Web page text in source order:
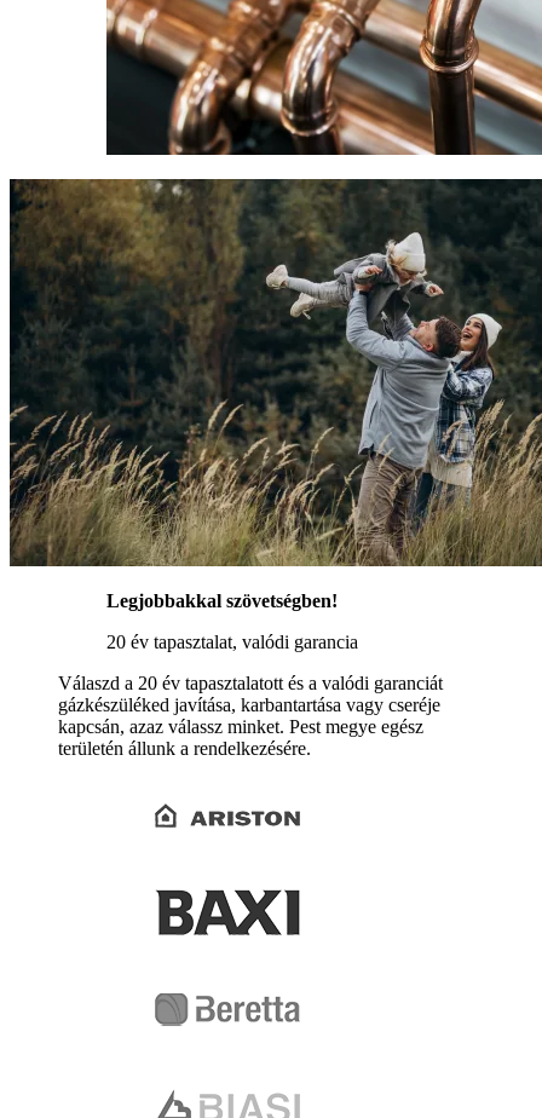
Legjobbakkal szövetségben!
20 év tapasztalat, valódi garancia
Válaszd a 20 év tapasztalatott és a valódi garanciát
gázkészüléked javítása, karbantartása vagy cseréje
kapcsán, azaz válassz minket. Pest megye egész
területén állunk a rendelkezésére.